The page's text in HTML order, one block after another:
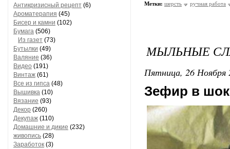
Антикризисный рецепт (6)
Ароматерапия (45)
Бисер и камни (102)
Бумага (506)
Из газет (73)
Бутылки (49)
Валяние (36)
Видео (191)
Винтаж (61)
Все из гипса (48)
Вышивка (10)
Вязание (93)
Декор (260)
Декупаж (110)
Домашние и дикие (232)
живопись (28)
Заработок (3)
Метки: шерсть ручная работа
МЫЛЬНЫЕ
Пятница, 26 Ноября
Зефир в